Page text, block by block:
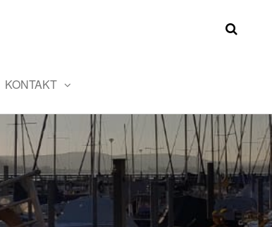
KONTAKT